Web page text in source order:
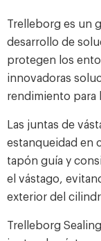
Trelleborg es un
desarrollo de
protegen los
innovadoras
rendimiento para
Las juntas de
estanqueidad en
tapón guía y
el vástago,
exterior del
Trelleborg